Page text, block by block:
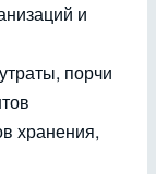
и
порчи
хранения,